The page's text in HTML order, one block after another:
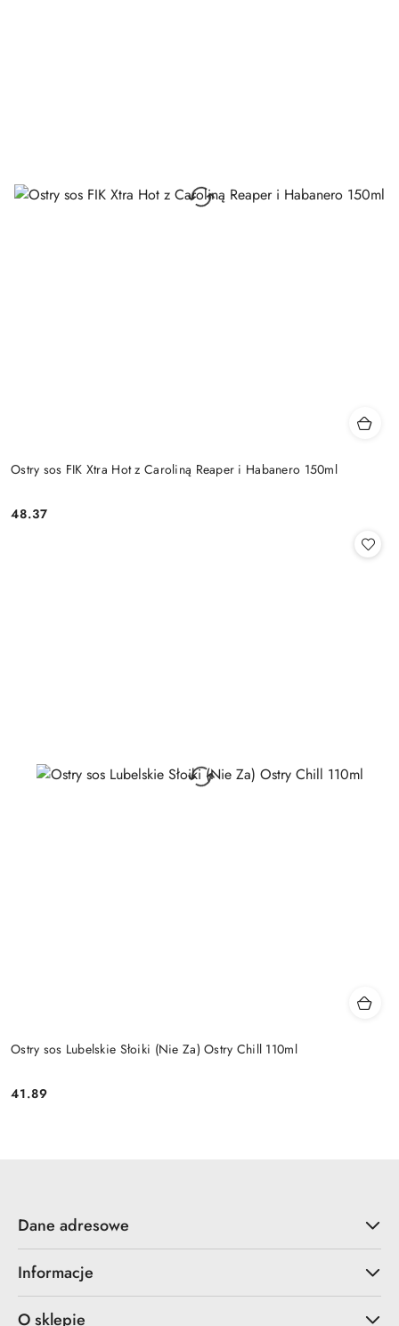
Ostry sos FIK Xtra Hot z Caroliną Reaper i Habanero 150ml
Cena:
48.37
Ostry sos Lubelskie Słoiki (Nie Za) Ostry Chill 110ml
Cena:
41.89
Dane adresowe
Informacje
O sklepie